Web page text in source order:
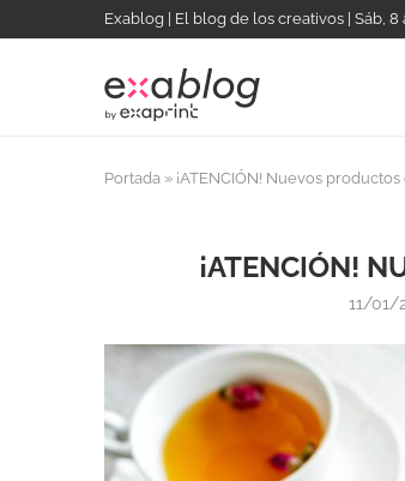
Exablog | El blog de los creativos | Sáb, 8
Portada » ¡ATENCIÓN! Nuevos
¡ATENCIÓN!
11/01/